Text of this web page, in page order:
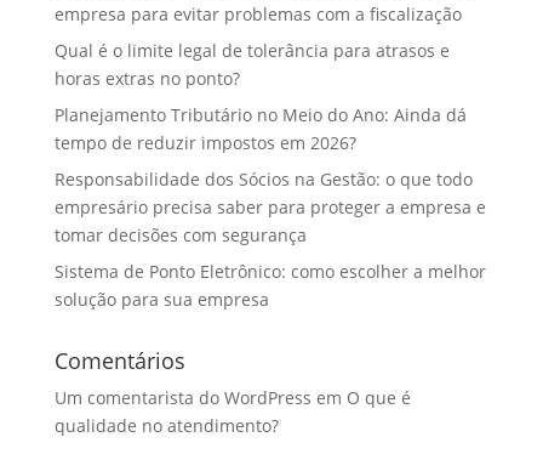
empresa para evitar problemas com a fiscalização
Qual é o limite legal de tolerância para atrasos e
horas extras no ponto?
Planejamento Tributário no Meio do Ano: Ainda dá
tempo de reduzir impostos em 2026?
Responsabilidade dos Sócios na Gestão: o que todo
empresário precisa saber para proteger a empresa e
tomar decisões com segurança
Sistema de Ponto Eletrônico: como escolher a melhor
solução para sua empresa
Comentários
Um comentarista do WordPress em O que é
qualidade no atendimento?